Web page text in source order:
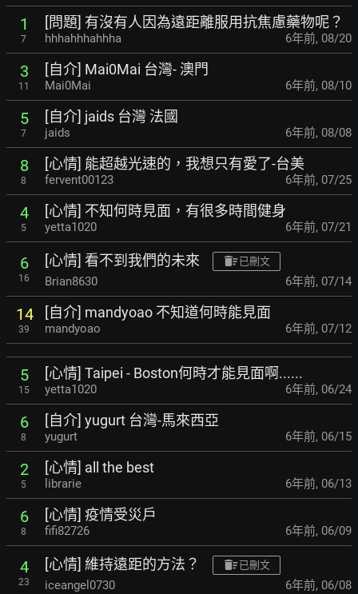
1
7
[問題] 有沒有人因為遠距離服用抗焦慮藥物呢？
hhhahhhahhha 6年前, 08/20
3
11
[自介] Mai0Mai 台灣- 澳門
Mai0Mai 6年前, 08/10
5
7
[自介] jaids 台灣 法國
jaids 6年前, 08/08
8
8
[心情] 能超越光速的，我想只有愛了-台美
fervent00123 6年前, 07/25
4
5
[心情] 不知何時見面，有很多時間健身
yetta1020 6年前, 07/21
6
16
[心情] 看不到我們的未來 已刪文
Brian8630 6年前, 07/14
14
39
[自介] mandyoao 不知道何時能見面
mandyoao 6年前, 07/12
5
15
[心情] Taipei - Boston何時才能見面啊......
yetta1020 6年前, 06/24
6
8
[自介] yugurt 台灣-馬來西亞
yugurt 6年前, 06/15
2
5
[心情] all the best
librarie 6年前, 06/13
6
8
[心情] 疫情受災戶
fifi82726 6年前, 06/09
4
23
[心情] 維持遠距的方法？ 已刪文
iceangel0730 6年前, 06/08